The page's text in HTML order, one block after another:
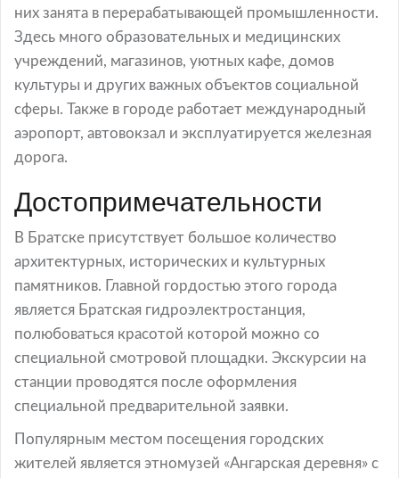
них занята в перерабатывающей промышленности.
Здесь много образовательных и медицинских
учреждений, магазинов, уютных кафе, домов
культуры и других важных объектов социальной
сферы. Также в городе работает международный
аэропорт, автовокзал и эксплуатируется железная
дорога.
Достопримечательности
В Братске присутствует большое количество
архитектурных, исторических и культурных
памятников. Главной гордостью этого города
является Братская гидроэлектростанция,
полюбоваться красотой которой можно со
специальной смотровой площадки. Экскурсии на
станции проводятся после оформления
специальной предварительной заявки.
Популярным местом посещения городских
жителей является этномузей «Ангарская деревня» с